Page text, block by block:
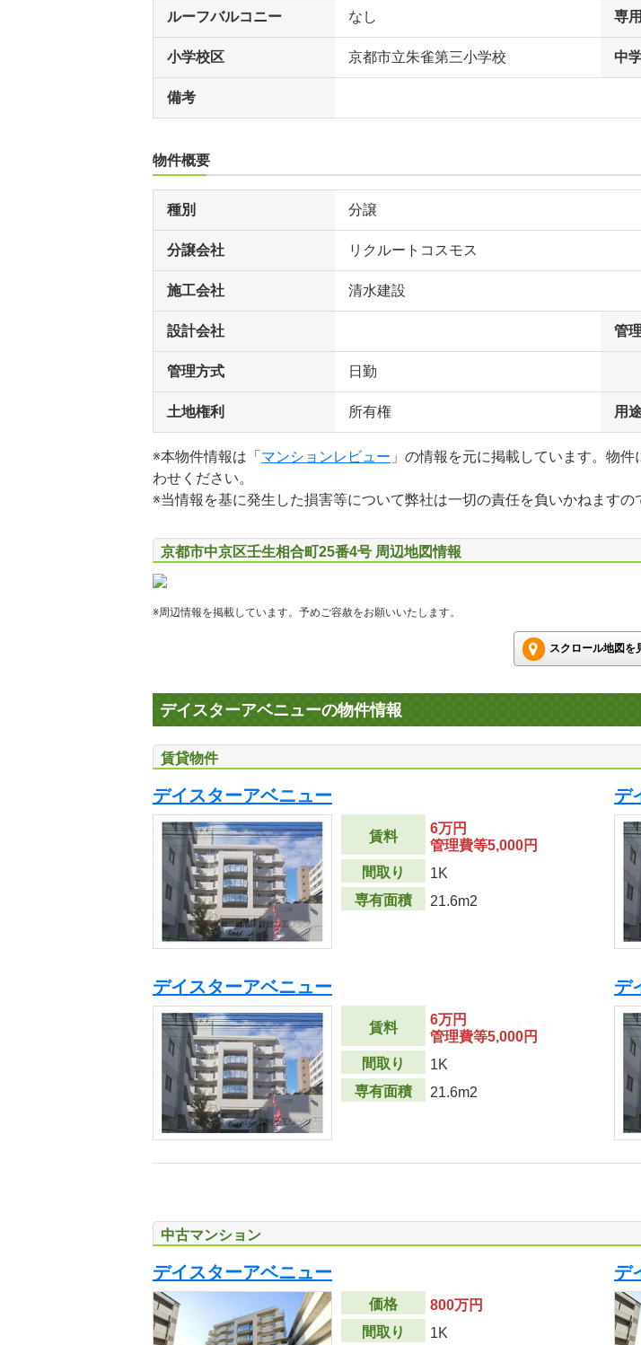
ルーフバルコニー なし 専
小学校区 京都市立朱雀第三小学校 中
備考
物件概要
種別 分譲
分譲会社 リクルートコスモス
施工会社 清水建設
設計会社 管
管理方式 日勤
土地権利 所有権 用
※本物件情報は「 マンションレビュー 」の情報を元に掲載しています。物
わせください。
※当情報を基に発生した損害等について弊社は一切の責任を負いかねますの
京都市中京区壬生相合町25番4号 周辺地図情報
※周辺情報を掲載しています。予めご容赦をお願いいたします。
スクロール地図を
デイスターアベニューの物件情報
賃貸物件
デイスターアベニュー
賃料
6万円
管理費等5,000円
間取り
1K
専有面積
21.6m2
デ
デイスターアベニュー
賃料
6万円
管理費等5,000円
間取り
1K
専有面積
21.6m2
デ
中古マンション
デイスターアベニュー
価格
800万円
間取り
1K
デ